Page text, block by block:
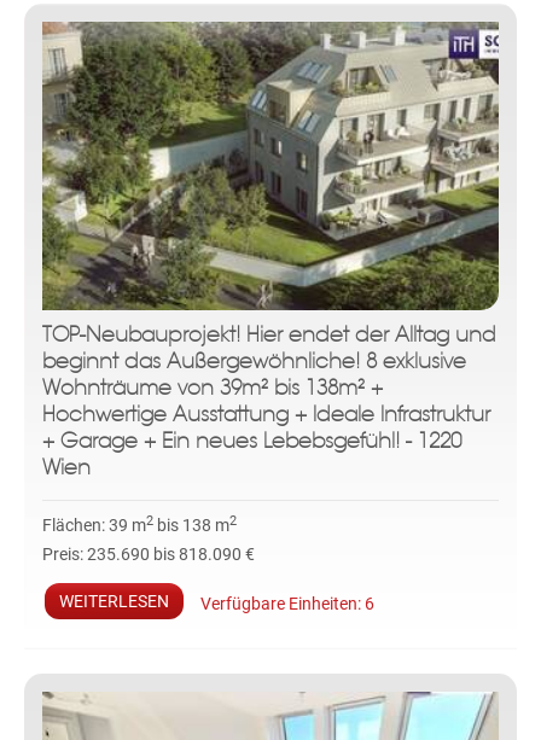
TOP-Neubauprojekt! Hier endet der Alltag und
beginnt das Außergewöhnliche! 8 exklusive
Wohnträume von 39m² bis 138m² +
Hochwertige Ausstattung + Ideale Infrastruktur
+ Garage + Ein neues Lebebsgefühl! - 1220
Wien
Flächen:39 m2 bis 138 m2
Preis:235.690 bis 818.090 €
WEITERLESEN Verfügbare Einheiten: 6